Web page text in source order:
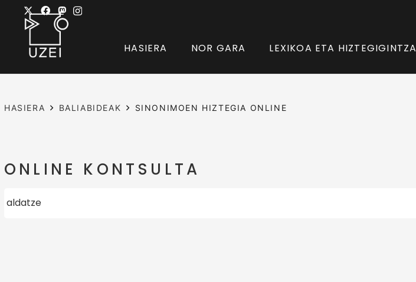
HASIERA NOR GARA LEXIKOA ETA HIZTEGIGINTZA
HASIERA BALIABIDEAK SINONIMOEN HIZTEGIA ONLINE
ONLINE KONTSULTA